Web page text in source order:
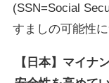
(SSN=Social
すましの可能性
【日本】マイナ